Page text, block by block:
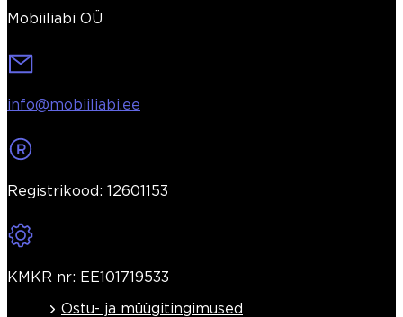
Mobiiliabi OÜ
info@mobiiliabi.ee
Registrikood: 12601153
KMKR nr: EE101719533
Ostu- ja müügitingimused